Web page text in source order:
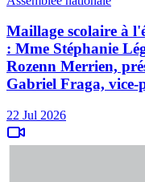
Maillage scolaire à
: Mme Stéphanie
Rozenn Merrien,
Gabriel Fraga, vice-
22 Jul 2026